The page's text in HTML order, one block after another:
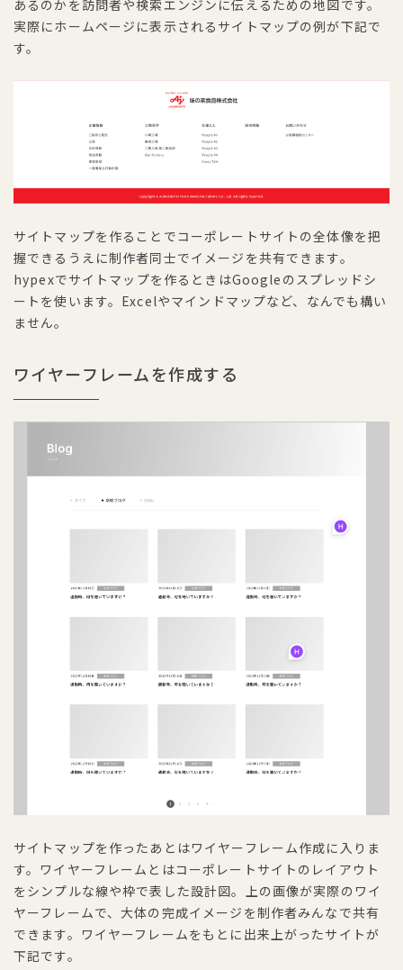
あるのかを訪問者や検索エンジンに伝えるための地図です。
実際にホームページに表示されるサイトマップの例が下記で
す。
サイトマップを作ることでコーポレートサイトの全体像を把
握できるうえに制作者同士でイメージを共有できます。
hypexでサイトマップを作るときはGoogleのスプレッドシ
ートを使います。Excelやマインドマップなど、なんでも構い
ません。
ワイヤーフレームを作成する
サイトマップを作ったあとはワイヤーフレーム作成に入りま
す。ワイヤーフレームとはコーポレートサイトのレイアウト
をシンプルな線や枠で表した設計図。上の画像が実際のワイ
ヤーフレームで、大体の完成イメージを制作者みんなで共有
できます。ワイヤーフレームをもとに出来上がったサイトが
下記です。